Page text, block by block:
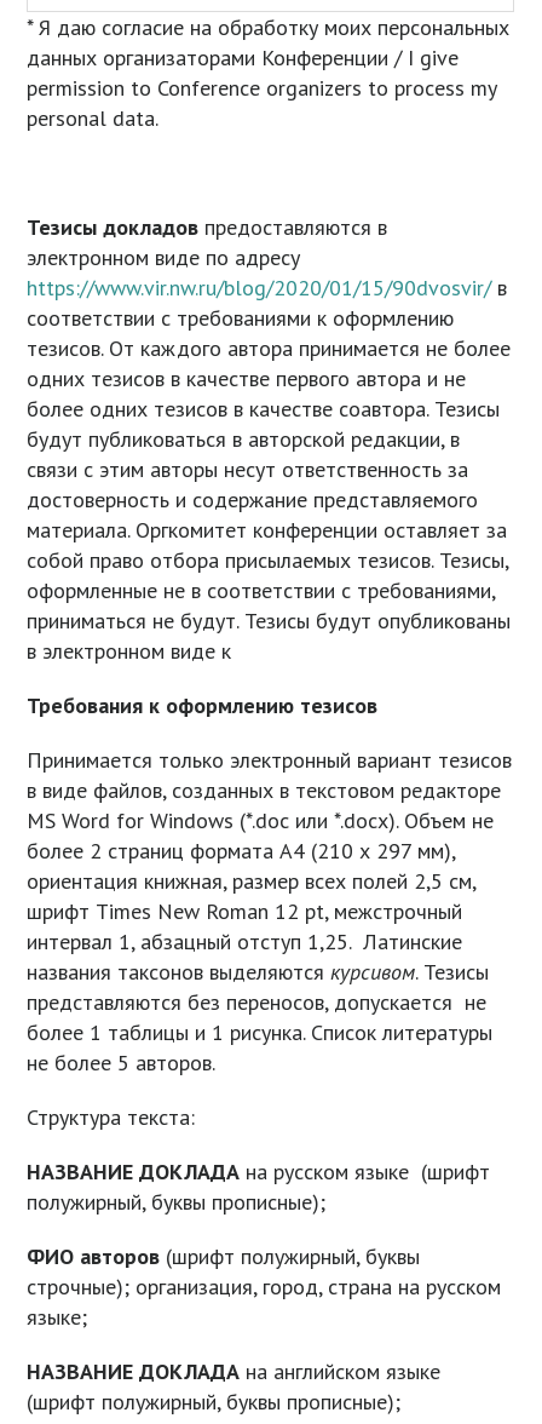
* Я даю согласие на обработку моих персональных
данных организаторами Конференции / I give
permission to Conference organizers to process my
personal data.
Тезисы докладов предоставляются в
электронном виде по адресу
https://www.vir.nw.ru/blog/2020/01/15/90dvosvir/в
соответствии с требованиями к оформлению
тезисов. От каждого автора принимается не более
одних тезисов в качестве первого автора и не
более одних тезисов в качестве соавтора. Тезисы
будут публиковаться в авторской редакции, в
связи с этим авторы несут ответственность за
достоверность и содержание представляемого
материала. Оргкомитет конференции оставляет за
собой право отбора присылаемых тезисов. Тезисы,
оформленные не в соответствии с требованиями,
приниматься не будут. Тезисы будут опубликованы
в электронном виде к
Требования к оформлению тезисов
Принимается только электронный вариант тезисов
в виде файлов, созданных в текстовом редакторе
MS Word for Windows (*.doc или *.docx). Объем не
более 2 страниц формата А4 (210 х 297 мм),
ориентация книжная, размер всех полей 2,5 см,
шрифт Times New Roman 12 pt, межстрочный
интервал 1, абзацный отступ 1,25. Латинские
названия таксонов выделяютсякурсивом. Тезисы
представляются без переносов, допускается не
более 1 таблицы и 1 рисунка. Список литературы
не более 5 авторов.
Структура текста:
НАЗВАНИЕ ДОКЛАДА на русском языке (шрифт
полужирный, буквы прописные);
ФИО авторов (шрифт полужирный, буквы
строчные); организация, город, страна на русском
языке;
НАЗВАНИЕ ДОКЛАДА на английском языке
(шрифт полужирный, буквы прописные);